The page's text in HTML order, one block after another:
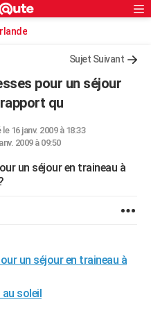
Sujet Suivant
pour un séjour
qu
16 janv. 2009 à 18:33
2009 à 09:50
un séjour en traineau à
un séjour en traineau à
soleil